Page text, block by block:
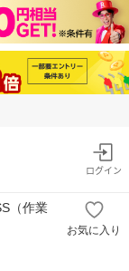
ログイン
（作業
お気に入り